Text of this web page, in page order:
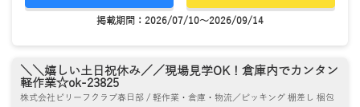
掲載期間：2026/07/10～2026/09/14
＼＼嬉しい土日祝休み／／現場見学OK！倉庫内でカンタン
軽作業☆ok-23825
株式会社ビリーフクラブ春日部 / 軽作業・倉庫・物流／ピッキング 棚差し 梱包